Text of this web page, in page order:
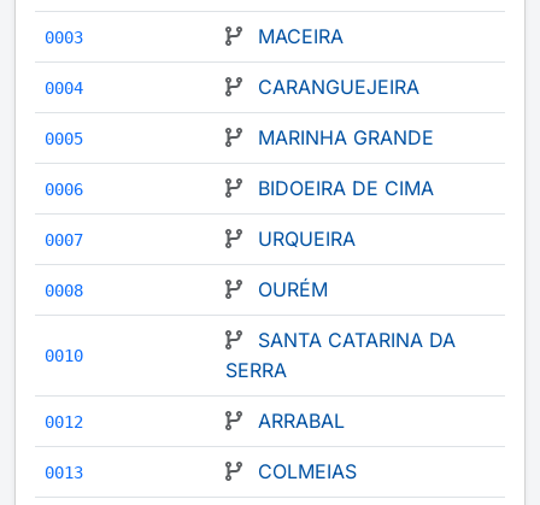
0003 MACEIRA
0004 CARANGUEJEIRA
0005 MARINHA GRANDE
0006 BIDOEIRA DE CIMA
0007 URQUEIRA
0008 OURÉM
0010
SANTA CATARINA DA
SERRA
0012 ARRABAL
0013 COLMEIAS